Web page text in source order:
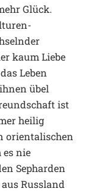
Glück.
kaum Liebe
Leben
übel
ist
heilig
orientalischen
es nie
Sepharden
Russland